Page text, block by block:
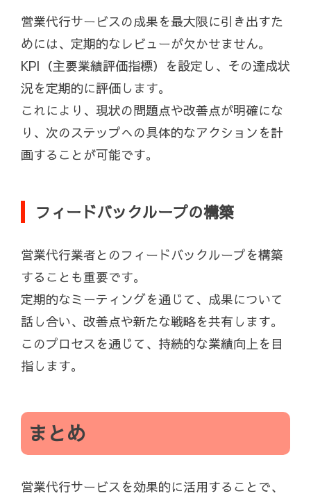
営業代行サービスの成果を最大限に引き出すた
めには、定期的なレビューが欠かせません。
KPI（主要業績評価指標）を設定し、その達成状
況を定期的に評価します。
これにより、現状の問題点や改善点が明確にな
り、次のステップへの具体的なアクションを計
画することが可能です。
フィードバックループの構築
営業代行業者とのフィードバックループを構築
することも重要です。
定期的なミーティングを通じて、成果について
話し合い、改善点や新たな戦略を共有します。
このプロセスを通じて、持続的な業績向上を目
指します。
まとめ
営業代行サービスを効果的に活用することで、